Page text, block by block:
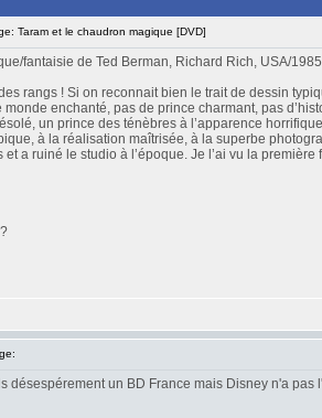
Taram et le chaudron magique [DVD]
fantaisie de Ted Berman, Richard Rich, USA/
rangs ! Si on reconnait bien le trait de dessin
enchanté, pas de prince charmant, pas
un prince des ténèbres à l’apparence
à la réalisation maîtrisée, à la superbe
et a ruiné le studio à l’époque. Je l’ai vu la
désespérement un BD France mais Disney n'a